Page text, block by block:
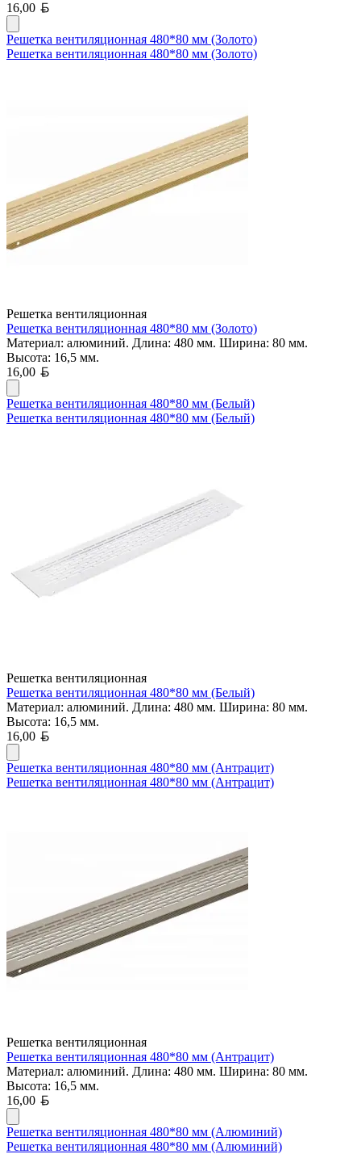
16,00
Решетка вентиляционная 480*80 мм (Золото)
Решетка вентиляционная 480*80 мм (Золото)
Решетка вентиляционная
Решетка вентиляционная 480*80 мм (Золото)
Материал: алюминий. Длина: 480 мм. Ширина: 80 мм.
Высота: 16,5 мм.
16,00
Решетка вентиляционная 480*80 мм (Белый)
Решетка вентиляционная 480*80 мм (Белый)
Решетка вентиляционная
Решетка вентиляционная 480*80 мм (Белый)
Материал: алюминий. Длина: 480 мм. Ширина: 80 мм.
Высота: 16,5 мм.
16,00
Решетка вентиляционная 480*80 мм (Антрацит)
Решетка вентиляционная 480*80 мм (Антрацит)
Решетка вентиляционная
Решетка вентиляционная 480*80 мм (Антрацит)
Материал: алюминий. Длина: 480 мм. Ширина: 80 мм.
Высота: 16,5 мм.
16,00
Решетка вентиляционная 480*80 мм (Алюминий)
Решетка вентиляционная 480*80 мм (Алюминий)